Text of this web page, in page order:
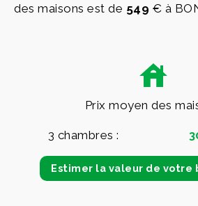
des maisons est de 549 € à
Prix moyen des
3 chambres :
Estimer la valeur de votre